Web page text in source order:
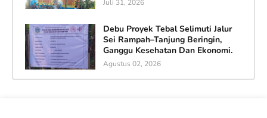
Juli 31, 2026
Debu Proyek Tebal Selimuti Jalur
Sei Rampah–Tanjung Beringin,
Ganggu Kesehatan Dan Ekonomi.
Agustus 02, 2026